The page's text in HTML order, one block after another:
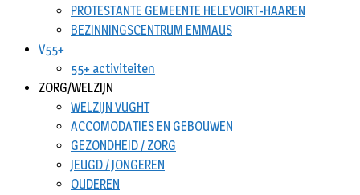
PROTESTANTE GEMEENTE HELEVOIRT-HAAREN
BEZINNINGSCENTRUM EMMAUS
V55+
55+ activiteiten
ZORG/WELZIJN
WELZIJN VUGHT
ACCOMODATIES EN GEBOUWEN
GEZONDHEID / ZORG
JEUGD / JONGEREN
OUDEREN